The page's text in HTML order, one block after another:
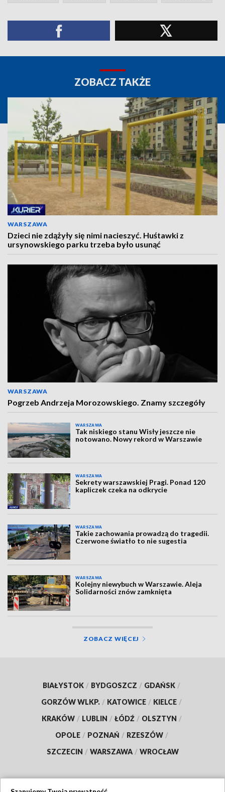
ZOBACZ TAKŻE
WARSZAWA
Dzieci nie zdążyły się nimi nacieszyć. Huśtawki z
ursynowskiego parku trzeba było usunąć
WARSZAWA
Pogrzeb Andrzeja Morozowskiego. Znamy szczegóły
WARSZAWA
Tak niskiego stanu Wisły jeszcze nie
notowano. Nowy rekord w Warszawie
WARSZAWA
Sekrety warszawskiej Pragi. Ponad 120
kapliczek czeka na odkrycie
WARSZAWA
Takie zachowania prowadzą do tragedii.
Czerwone światło to nie sugestia
WARSZAWA
Kolejny niewybuch w Warszawie. Aleja
Solidarności znów zamknięta
ZOBACZ WIĘCEJ
BIAŁYSTOK / BYDGOSZCZ / GDAŃSK /
GORZÓW WLKP. / KATOWICE / KIELCE /
KRAKÓW / LUBLIN / ŁÓDŹ / OLSZTYN /
OPOLE / POZNAŃ / RZESZÓW /
SZCZECIN / WARSZAWA / WROCŁAW